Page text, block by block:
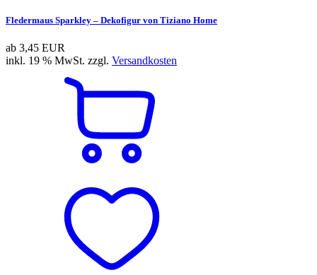
Fledermaus Sparkley – Dekofigur von Tiziano Home
ab 3,45 EUR
inkl. 19 % MwSt. zzgl. Versandkosten